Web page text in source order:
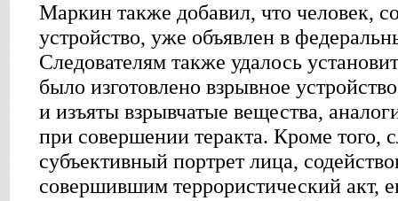
Маркин также добавил, что человек,
устройство, уже объявлен в
Следователям также удалось
было изготовлено взрывное
и изъяты взрывчатые вещества,
при совершении теракта. Кроме того,
субъективный портрет лица,
совершившим террористический акт,